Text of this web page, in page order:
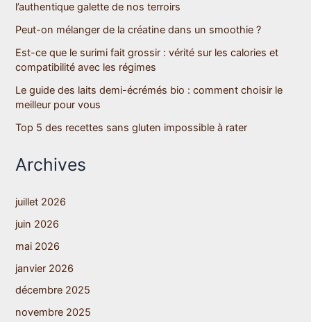
l’authentique galette de nos terroirs
Peut-on mélanger de la créatine dans un smoothie ?
Est-ce que le surimi fait grossir : vérité sur les calories et
compatibilité avec les régimes
Le guide des laits demi-écrémés bio : comment choisir le
meilleur pour vous
Top 5 des recettes sans gluten impossible à rater
Archives
juillet 2026
juin 2026
mai 2026
janvier 2026
décembre 2025
novembre 2025